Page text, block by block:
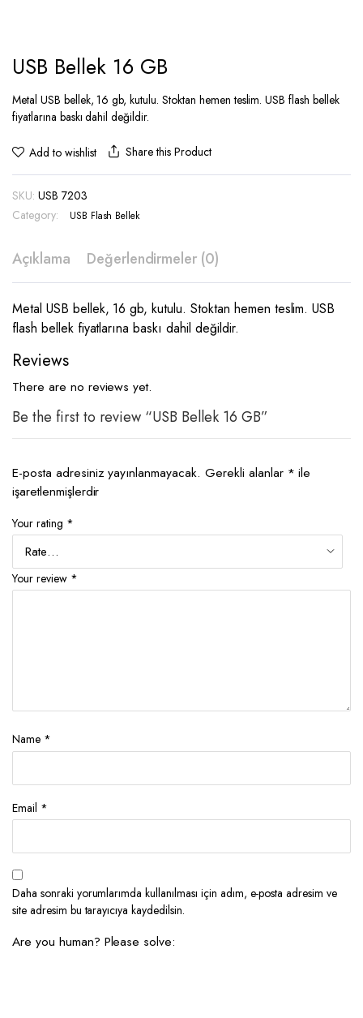
USB Bellek 16 GB
Metal USB bellek, 16 gb, kutulu. Stoktan hemen teslim. USB flash bellek
fiyatlarına baskı dahil değildir.
Add to wishlist Share this Product
SKU: USB 7203
Category:
USB Flash Bellek
Açıklama Değerlendirmeler (0)
Metal USB bellek, 16 gb, kutulu. Stoktan hemen teslim. USB
flash bellek fiyatlarına baskı dahil değildir.
Reviews
There are no reviews yet.
Be the first to review “USB Bellek 16 GB”
E-posta adresiniz yayınlanmayacak. Gerekli alanlar * ile
işaretlenmişlerdir
Your rating *
Your review *
Name *
Email *
Daha sonraki yorumlarımda kullanılması için adım, e-posta adresim ve
site adresim bu tarayıcıya kaydedilsin.
Are you human? Please solve: